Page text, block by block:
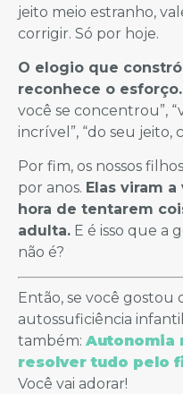
jeito meio estranho,
corrigir. Só por hoje.
O elogio que
reconhece o esforço.
você se concentrou”,
incrível”, “do seu jeito,
Por fim, os nossos
por anos. Elas viram
hora de tentarem
adulta. E é isso que a
não é?
Então, se você gostou
autossuficiência
também: Autonomia
resolver tudo pelo
Você vai adorar!